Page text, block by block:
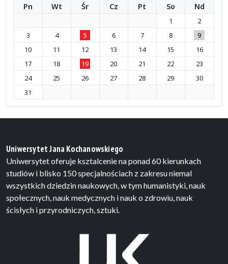
Pn
Wt Śr Cz Pt So Nd
1
2
3
4 5 6 7 8
9
10
11 12 13 14 15
16
17
18 19 20 21 22
23
24
25 26 27 28 29
30
31
Uniwersytet Jana Kochanowskiego
Uniwersytet oferuje ksztalcenie na ponad 60 kierunkach
studiów i blisko 150 specjalnościach z zakresu niemal
wszystkich dziedzin naukowych, w tym humanistyki, nauk
społecznych, nauk medycznych i nauk o zdrowiu, nauk
ścisłych i przyrodniczych, sztuki.